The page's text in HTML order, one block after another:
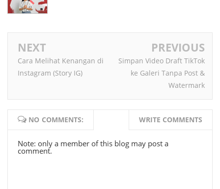
NEXT
Cara Melihat Kenangan di
Instagram (Story IG)
PREVIOUS
Simpan Video Draft TikTok
ke Galeri Tanpa Post &
Watermark
NO COMMENTS: WRITE COMMENTS
Note: only a member of this blog may post a
comment.